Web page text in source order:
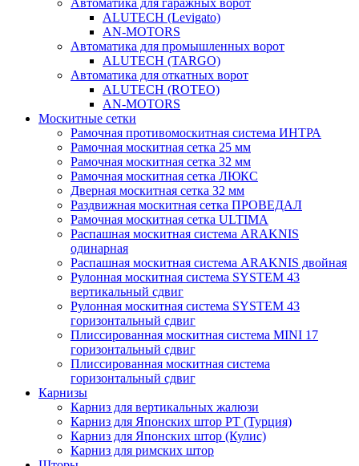
Автоматика для гаражных ворот
ALUTECH (Levigato)
AN-MOTORS
Автоматика для промышленных ворот
ALUTECH (TARGO)
Автоматика для откатных ворот
ALUTECH (ROTEO)
AN-MOTORS
Москитные сетки
Рамочная противомоскитная система ИНТРА
Рамочная москитная сетка 25 мм
Рамочная москитная сетка 32 мм
Рамочная москитная сетка ЛЮКС
Дверная москитная сетка 32 мм
Раздвижная москитная сетка ПРОВЕДАЛ
Рамочная москитная сетка ULTIMA
Распашная москитная система ARAKNIS
одинарная
Распашная москитная система ARAKNIS двойная
Рулонная москитная система SYSTEM 43
вертикальный сдвиг
Рулонная москитная система SYSTEM 43
горизонтальный сдвиг
Плиссированная москитная система MINI 17
горизонтальный сдвиг
Плиссированная москитная система
горизонтальный сдвиг
Карнизы
Карниз для вертикальных жалюзи
Карниз для Японских штор РТ (Турция)
Карниз для Японских штор (Кулис)
Карниз для римских штор